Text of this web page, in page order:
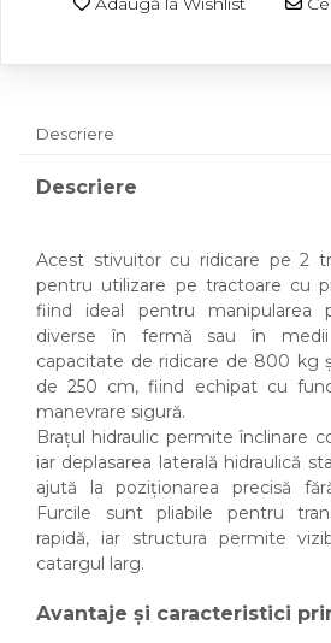
Descriere
Descriere
Acest stivuitor cu ridicare pe 2
pentru utilizare pe tractoare cu
fiind ideal pentru manipularea
diverse în fermă sau în
capacitate de ridicare de 800 kg
de 250 cm, fiind echipat cu
manevrare sigură.
Brațul hidraulic permite înclinare
iar deplasarea laterală hidraulică
ajută la poziționarea precisă
Furcile sunt pliabile pentru
rapidă, iar structura permite
catargul larg.
Avantaje și caracteristici